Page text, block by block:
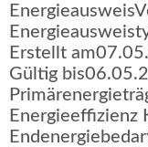
Energieausweis
Erstellt am
Gültig bis
Energieeffizienz